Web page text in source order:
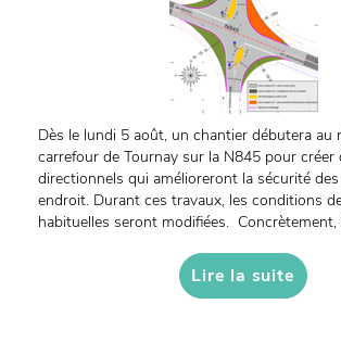
Dès le lundi 5 août, un chantier débutera au
carrefour de Tournay sur la N845 pour créer
directionnels qui amélioreront la sécurité
endroit. Durant ces travaux, les conditions
habituelles seront modifiées. Concrètement,
Lire la suite